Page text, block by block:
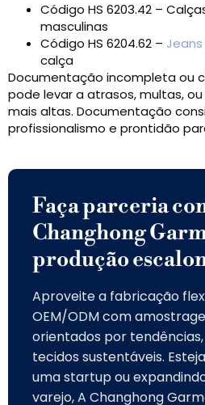
Código HS 6203.42 –
masculinas
Código HS 6204.62 –
calça
Documentação incompleta ou
pode levar a atrasos, multas,
mais altas. Documentação
profissionalismo e prontidão
Faça parceria
Changhong
produção
Aproveite a fabricação
OEM/ODM com
orientados por
tecidos sustentáveis.
uma startup ou
varejo, A Changhong